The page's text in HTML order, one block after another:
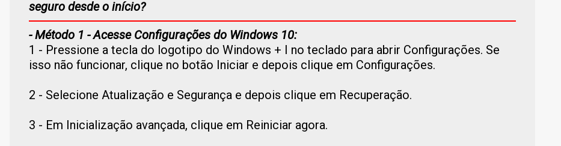
seguro desde o início?
- Método 1 - Acesse Configurações do Windows 10:
1 - Pressione a tecla do logotipo do Windows + I no teclado para abrir Configurações. Se
isso não funcionar, clique no botão Iniciar e depois clique em Configurações.
2 - Selecione Atualização e Segurança e depois clique em Recuperação.
3 - Em Inicialização avançada, clique em Reiniciar agora.